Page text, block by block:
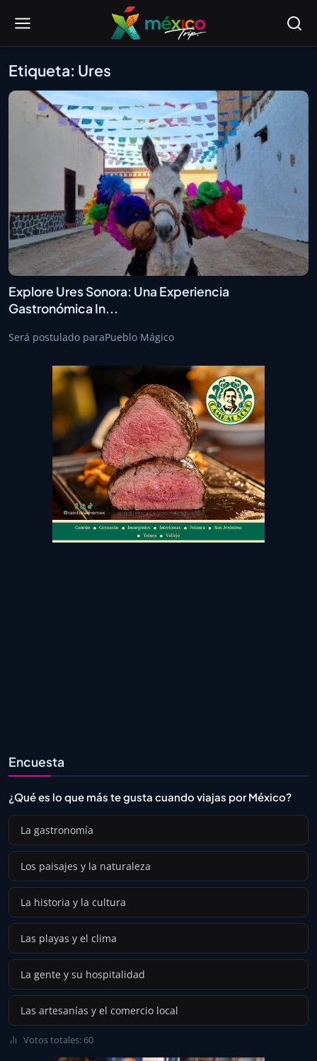
Etiqueta: Ures
Explore Ures Sonora: Una Experiencia
Gastronómica In...
Será postulado paraPueblo Mágico
Encuesta
¿Qué es lo que más te gusta cuando viajas por México?
La gastronomía
Los paisajes y la naturaleza
La historia y la cultura
Las playas y el clima
La gente y su hospitalidad
Las artesanías y el comercio local
Votos totales: 60